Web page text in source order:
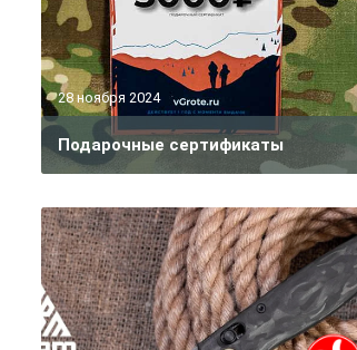
28 ноября 2024
Подарочные сертификаты